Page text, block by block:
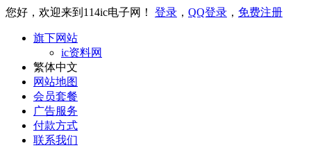
您好，欢迎来到114ic电子网！ 登录 ， QQ登录 ， 免费注册
旗下网站
ic资料网
繁体中文
网站地图
会员套餐
广告服务
付款方式
联系我们